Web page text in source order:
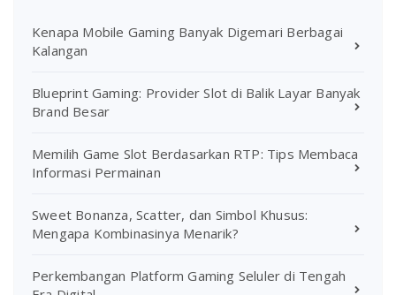
Kenapa Mobile Gaming Banyak Digemari Berbagai
Kalangan
Blueprint Gaming: Provider Slot di Balik Layar Banyak
Brand Besar
Memilih Game Slot Berdasarkan RTP: Tips Membaca
Informasi Permainan
Sweet Bonanza, Scatter, dan Simbol Khusus:
Mengapa Kombinasinya Menarik?
Perkembangan Platform Gaming Seluler di Tengah